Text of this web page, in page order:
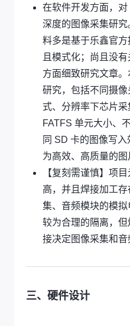
在软件开发方面，
深度的图像采集研
料多是基于乐鑫官
且模式化；尚且没
方面细致研究文章
研究，包括不同摄
式、分辨率下芯片
FATFS 单元大小、
同 SD 卡的图像写
为高效、高质量的图
【复刻需谨慎】项
高，并且焊接加工
集、音频模块的模
较为合理的隔离，
接决定图像采集和音
三、硬件设计